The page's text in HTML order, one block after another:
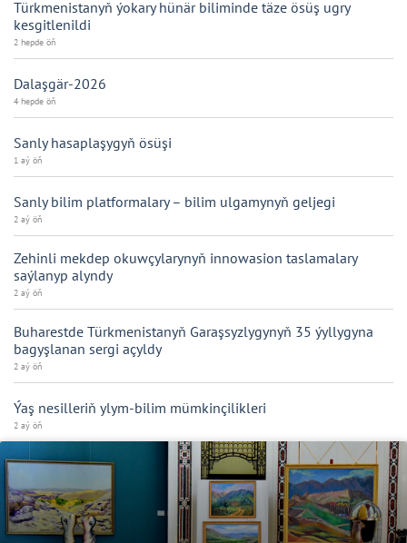
Türkmenistanyň ýokary hünär biliminde täze ösüş ugry
kesgitlenildi
2 hepde öň
Dalaşgär-2026
4 hepde öň
Sanly hasaplaşygyň ösüşi
1 aý öň
Sanly bilim platformalary – bilim ulgamynyň geljegi
2 aý öň
Zehinli mekdep okuwçylarynyň innowasion taslamalary
saýlanyp alyndy
2 aý öň
Buharestde Türkmenistanyň Garaşsyzlygynyň 35 ýyllygyna
bagyşlanan sergi açyldy
2 aý öň
Ýaş nesilleriň ylym-bilim mümkinçilikleri
2 aý öň